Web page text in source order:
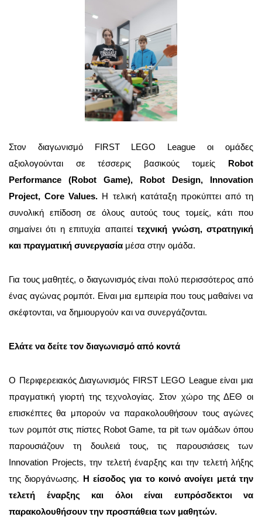
Στον διαγωνισμό FIRST LEGO League οι ομάδες
αξιολογούνται σε τέσσερις βασικούς τομείς Robot
Performance (Robot Game), Robot Design, Innovation
Project,Core Values. Η τελική κατάταξη προκύπτει από τη
συνολική επίδοση σε όλους αυτούς τους τομείς, κάτι που
σημαίνει ότι η επιτυχία απαιτείτεχνική γνώση, στρατηγική
και πραγματική συνεργασία μέσα στην ομάδα.
Για τους μαθητές, ο διαγωνισμός είναι πολύ περισσότερος από
ένας αγώνας ρομπότ. Είναι μια εμπειρία που τους μαθαίνει να
σκέφτονται, να δημιουργούν και να συνεργάζονται.
Ελάτε να δείτε τον διαγωνισμό από κοντά
Ο Περιφερειακός Διαγωνισμός FIRST LEGO League είναι μια
πραγματική γιορτή της τεχνολογίας. Στον χώρο της ΔΕΘ οι
επισκέπτες θα μπορούν να παρακολουθήσουν τους αγώνες
των ρομπότ στις πίστες Robot Game, τα pit των ομάδων όπου
παρουσιάζουν τη δουλειά τους, τις παρουσιάσεις των
Innovation Projects, την τελετή έναρξης και την τελετή λήξης
της διοργάνωσης. Η είσοδος για το κοινό ανοίγει μετά την
τελετή έναρξης και όλοι είναι ευπρόσδεκτοι να
παρακολουθήσουν την προσπάθεια των μαθητών.